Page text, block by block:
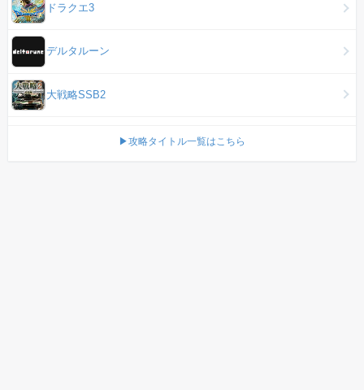
ドラクエ3
デルタルーン
大戦略SSB2
▶攻略タイトル一覧はこちら